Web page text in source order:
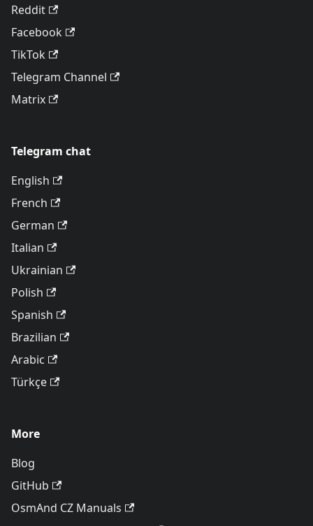
Reddit
Facebook
TikTok
Telegram Channel
Matrix
Telegram chat
English
French
German
Italian
Ukrainian
Polish
Spanish
Brazilian
Arabic
Türkçe
More
Blog
GitHub
OsmAnd CZ Manuals